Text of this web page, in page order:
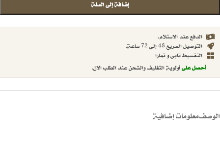
إضافة إلى السلة
الدفع عند الاستلام.
التوصيل السريع 48 إلى 72 ساعة.
التقسيط تابي و تمارا
أحصل علىأولوية التغليف والشحن عند الطلب الان.
الوصفمعلومات إضافية